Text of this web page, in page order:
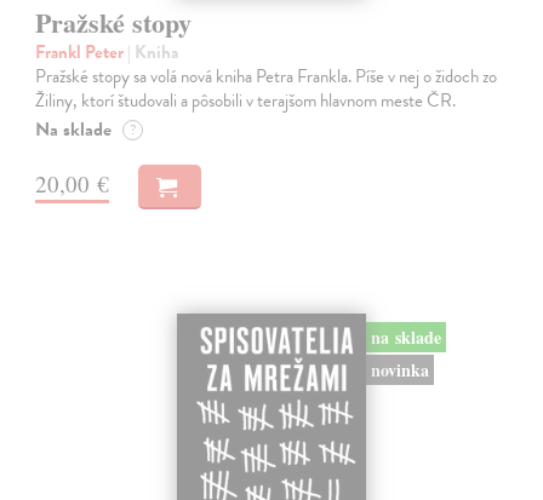
Pražské stopy
Frankl Peter| Kniha
Pražské stopy sa volá nová kniha Petra Frankla. Píše v nej o židoch zo
Žiliny, ktorí študovali a pôsobili v terajšom hlavnom meste ČR.
Na sklade ?
20,00 €
na sklade
novinka